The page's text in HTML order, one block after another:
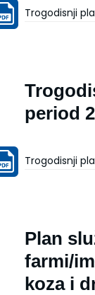
Trogodisnji
period
Trogodisnji
Plan
farmi/
koza i